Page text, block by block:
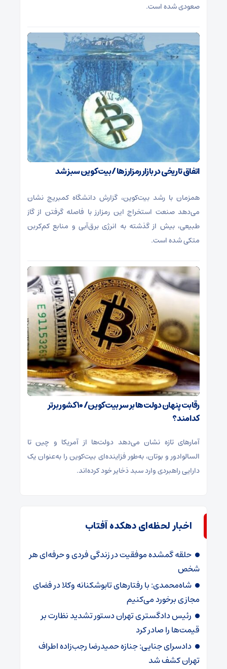
صعودی شده است.
اتفاق تاریخی در بازار رمزارزها / بیت‌کوین سبز شد
همزمان با رشد بیت‌کوین، گزارش دانشگاه کمبریج نشان
می‌دهد صنعت استخراج این رمزارز با فاصله گرفتن از گاز
طبیعی، بیش از گذشته به انرژی برق‌آبی و منابع کم‌کربن
متکی شده است.
رقابت پنهان دولت‌ها بر سر بیت‌کوین/ ۱۰ کشور برتر
کدامند؟
آمارهای تازه نشان می‌دهد دولت‌ها از آمریکا و چین تا
السالوادور و بوتان، به‌طور فزاینده‌ای بیت‌کوین را به‌عنوان یک
دارایی راهبردی وارد سبد ذخایر خود کرده‌اند.
اخبار لحظه‌ای دهکده آفتاب
حلقه گمشده موفقیت در زندگی فردی و حرفه‌ای هر
شخص
شاه‌محمدی: با رفتارهای تابوشکنانه وکلا در فضای
مجازی برخورد می‌کنیم
رئیس دادگستری تهران دستور تشدید نظارت بر
قیمت‌ها را صادر کرد
دادسرای جنایی: جنازه حمیدرضا رجب‌زاده اطراف
تهران کشف شد